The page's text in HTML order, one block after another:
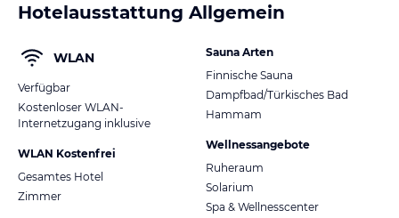
Hotelausstattung Allgemein
WLAN
Verfügbar
Kostenloser WLAN-
Internetzugang inklusive
WLAN Kostenfrei
Gesamtes Hotel
Zimmer
Sauna Arten
Finnische Sauna
Dampfbad/Türkisches Bad
Hammam
Wellnessangebote
Ruheraum
Solarium
Spa & Wellnesscenter